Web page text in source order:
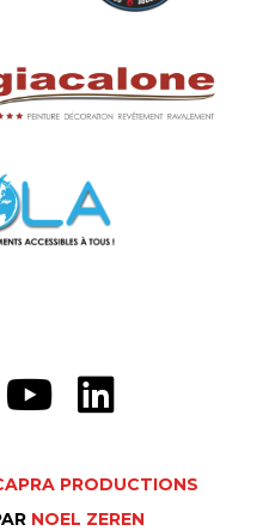
PRODUCTIONS
NOEL ZEREN